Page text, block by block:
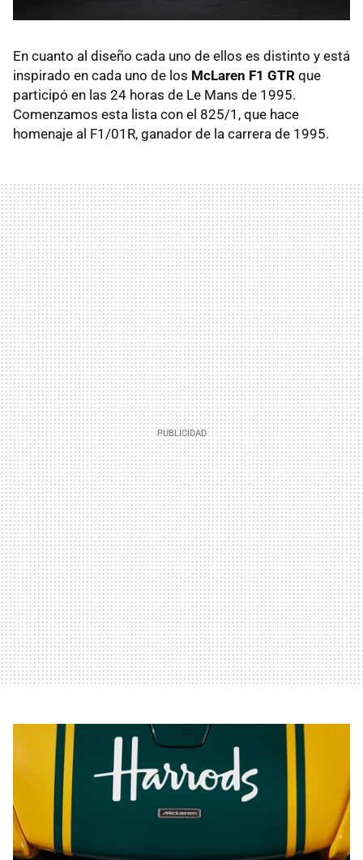
En cuanto al diseño cada uno de ellos es distinto y está
inspirado en cada uno de los McLaren F1 GTR que
participó en las 24 horas de Le Mans de 1995.
Comenzamos esta lista con el 825/1, que hace
homenaje al F1/01R, ganador de la carrera de 1995.